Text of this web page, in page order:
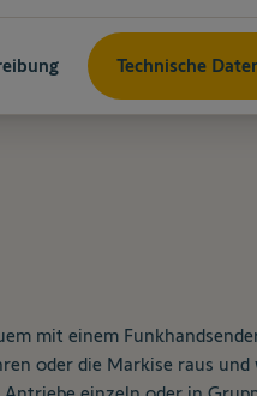
Technische
mit einem
oder die Markise raus und